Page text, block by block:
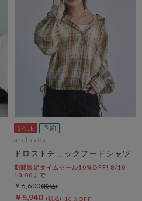
archives
ドロストチェックフードシャツ
期間限定タイムセール10%OFF! 8/10
10:00まで
￥5,940 10％OFF
￥6,600